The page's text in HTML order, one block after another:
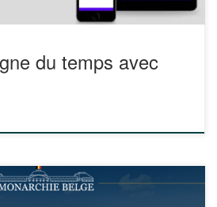
du temps avec